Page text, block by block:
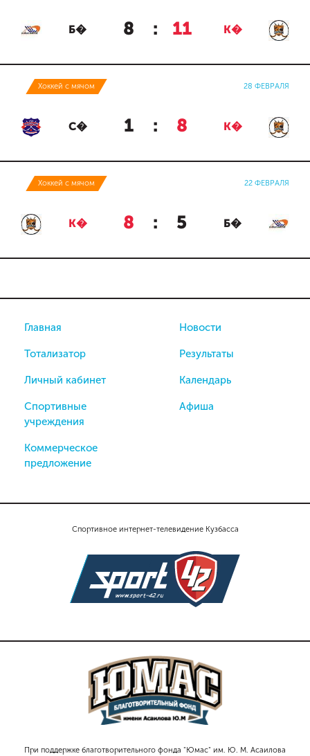
Б� 8 : 11 К�
Хоккей с мячом 28 ФЕВРАЛЯ
С� 1 : 8 К�
Хоккей с мячом 22 ФЕВРАЛЯ
К� 8 : 5 Б�
Спортивное интернет-телевидение Кузбасса
При поддержке благотворительного фонда "Юмас" им. Ю. М. Асаилова
Главная
Тотализатор
Личный кабинет
Спортивные
учреждения
Коммерческое
предложение
Новости
Результаты
Календарь
Афиша